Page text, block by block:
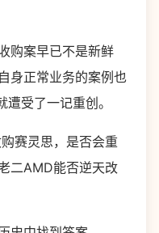
购案早已不是新鲜
身正常业务的案例也
受了一记重创。
赛灵思，是否会重
二AMD能否逆天改